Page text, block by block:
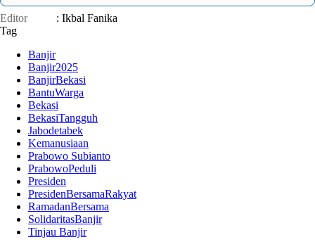
Editor
: Ikbal Fanika
Tag
Banjir
Banjir2025
BanjirBekasi
BantuWarga
Bekasi
BekasiTangguh
Jabodetabek
Kemanusiaan
Prabowo Subianto
PrabowoPeduli
Presiden
PresidenBersamaRakyat
RamadanBersama
SolidaritasBanjir
Tinjau Banjir